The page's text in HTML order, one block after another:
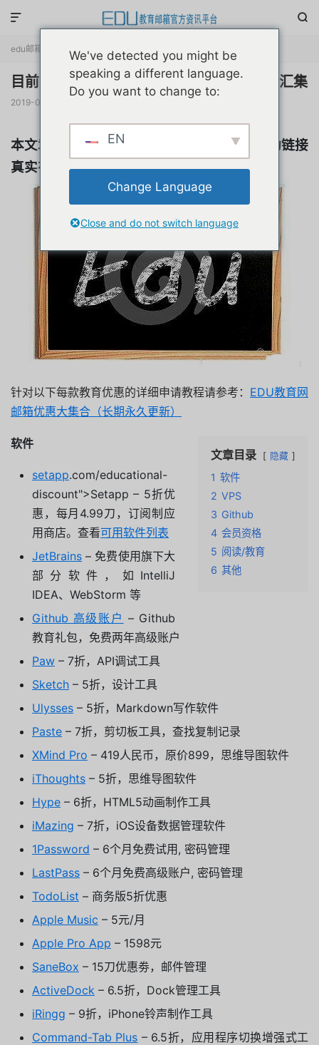


edu邮箱资讯 正文
目前互联网可支持edu邮箱的教育优惠产品汇集
2019-06-26
本文章适用于对教育优惠的普及贴，教育活动链接
真实有效；由于来自互联网整理。
针对以下每款教育优惠的详细申请教程请参考： EDU教育网
邮箱优惠大集合（长期永久更新）
文章目录 隐藏
1 软件
2 VPS
3 Github
4 会员资格
5 阅读/教育
6 其他
软件
setapp.com/educational-
discount">Setapp – 5折优
惠，每月4.99刀，订阅制应
用商店。查看可用软件列表
JetBrains – 免费使用旗下大
部分软件，如IntelliJ
IDEA、WebStorm 等
Github 高级账户 – Github
教育礼包，免费两年高级账户
Paw – 7折，API调试工具
Sketch – 5折，设计工具
Ulysses – 5折，Markdown写作软件
Paste – 7折，剪切板工具，查找复制记录
XMind Pro – 419人民币，原价899，思维导图软件
iThoughts – 5折，思维导图软件
Hype – 6折，HTML5动画制作工具
iMazing – 7折，iOS设备数据管理软件
1Password – 6个月免费试用, 密码管理
LastPass – 6个月免费高级账户, 密码管理
TodoList – 商务版5折优惠
Apple Music – 5元/月
Apple Pro App – 1598元
SaneBox – 15刀优惠劵，邮件管理
ActiveDock – 6.5折，Dock管理工具
iRingg – 9折，iPhone铃声制作工具
Command-Tab Plus – 6.5折，应用程序切换增强式工
We've detected you might be
speaking a different language.
Do you want to change to:
EN
Change Language
Close and do not switch language